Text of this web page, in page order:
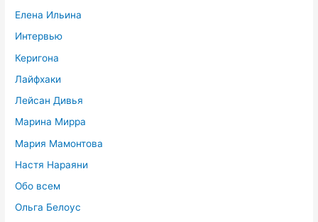
Елена Ильина
Интервью
Керигона
Лайфхаки
Лейсан Дивья
Марина Мирра
Мария Мамонтова
Настя Нараяни
Обо всем
Ольга Белоус